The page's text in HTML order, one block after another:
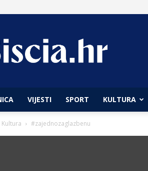
hr
VIJESTI SPORT KULTURA
Kultura #zajednozaglazbenu